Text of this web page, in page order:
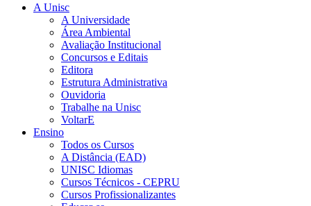
A Unisc
A Universidade
Área Ambiental
Avaliação Institucional
Concursos e Editais
Editora
Estrutura Administrativa
Ouvidoria
Trabalhe na Unisc
VoltarE
Ensino
Todos os Cursos
A Distância (EAD)
UNISC Idiomas
Cursos Técnicos - CEPRU
Cursos Profissionalizantes